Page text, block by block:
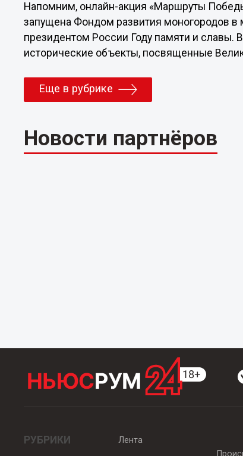
Напомним, онлайн-акция «Маршруты
запущена Фондом развития моногородов в
президентом России Году памяти и славы.
исторические объекты, посвященные
Еще в рубрике
Новости партнёров
РУБРИКИ
Лента